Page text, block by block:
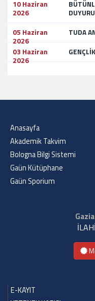
10 Haziran
2026
DUYURU
05 Haziran
2026
TUDA
03 Haziran
2026
Anasayfa
Akademik Takvim
Bologna Bilgi Sistemi
Gaün Kütüphane
Gaün Sporium
E-KAYIT